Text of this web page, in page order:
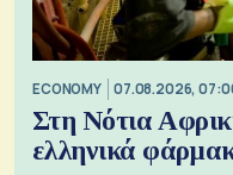
ECONOMY 07.08.2026,
Στη Νότια
ελληνικά